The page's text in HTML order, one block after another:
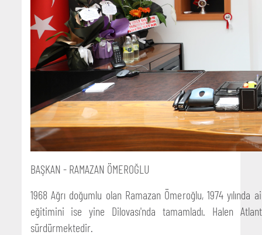
BAŞKAN - RAMAZAN ÖMEROĞLU
1968 Ağrı doğumlu olan Ramazan Ömeroğlu, 1974
eğitimini ise yine Dilovası'nda tamamladı. Halen
sürdürmektedir.